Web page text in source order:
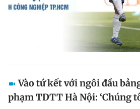
Vào tứ kết với ngôi đầu
phạm TDTT Hà Nội: ‘Chúng